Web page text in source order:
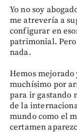
Yo no soy
me atrevería a
configurar en
patrimonial.
nada.
Hemos
muchísimo por
para ir gastando
de la
mundo como el
certamen